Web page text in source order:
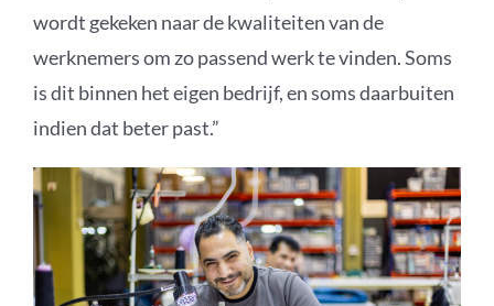
wordt gekeken naar de kwaliteiten van de
werknemersom zo passend werk te vinden. Soms
is dit binnen het eigen bedrijf, en soms daarbuiten
indiendat beter past.”